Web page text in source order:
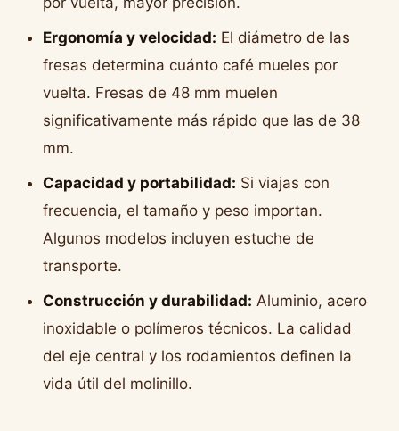
Ergonomía y velocidad: El diámetro de las
fresas determina cuánto café mueles por
vuelta. Fresas de 48 mm muelen
significativamente más rápido que las de 38
mm.
Capacidad y portabilidad: Si viajas con
frecuencia, el tamaño y peso importan.
Algunos modelos incluyen estuche de
transporte.
Construcción y durabilidad: Aluminio, acero
inoxidable o polímeros técnicos. La calidad
del eje central y los rodamientos definen la
vida útil del molinillo.